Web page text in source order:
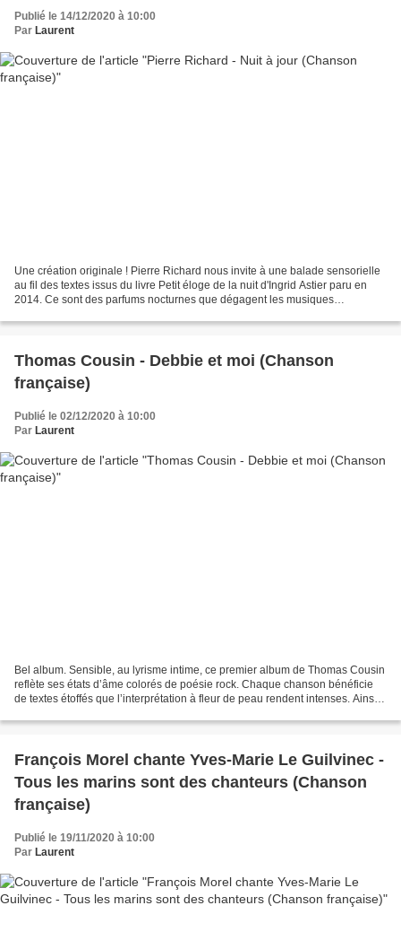
Publié le 14/12/2020 à 10:00
Par Laurent
Une création originale ! Pierre Richard nous invite à une balade sensorielle
au fil des textes issus du livre Petit éloge de la nuit d'Ingrid Astier paru en
2014. Ce sont des parfums nocturnes que dégagent les musiques
Thomas Cousin - Debbie et moi (Chanson
française)
Publié le 02/12/2020 à 10:00
Par Laurent
Bel album. Sensible, au lyrisme intime, ce premier album de Thomas Cousin
reflète ses états d’âme colorés de poésie rock. Chaque chanson bénéficie
de textes étoffés que l’interprétation à fleur de peau rendent intenses. Ainsi
François Morel chante Yves-Marie Le Guilvinec -
Tous les marins sont des chanteurs (Chanson
française)
Publié le 19/11/2020 à 10:00
Par Laurent